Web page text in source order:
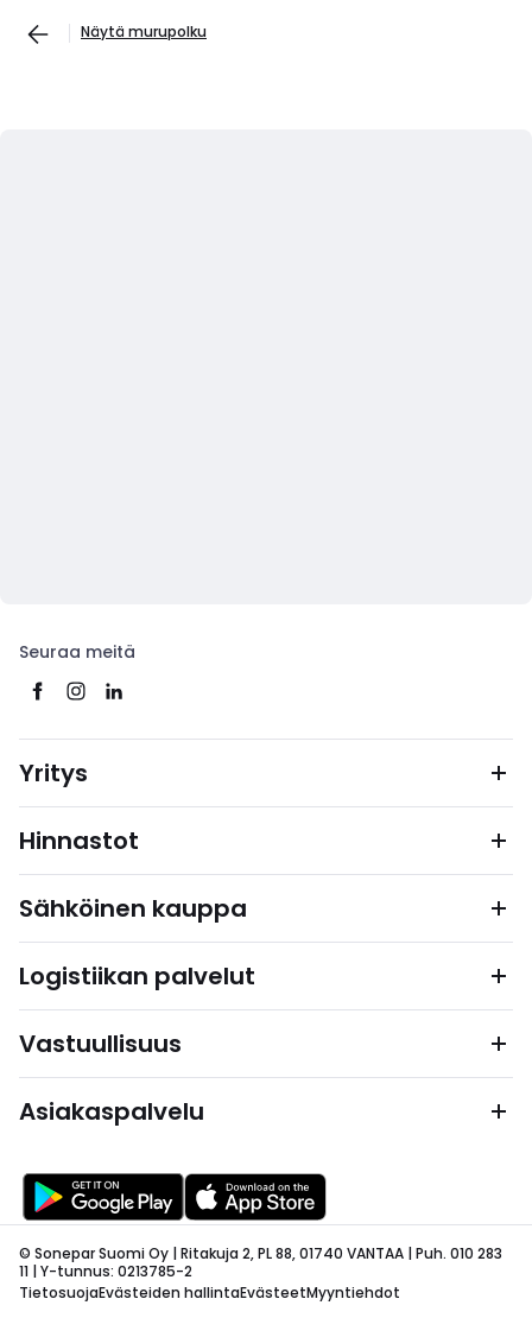
Näytä murupolku
Seuraa meitä
Yritys
Hinnastot
Sähköinen kauppa
Logistiikan palvelut
Vastuullisuus
Asiakaspalvelu
© Sonepar Suomi Oy | Ritakuja 2, PL 88, 01740 VANTAA | Puh. 010 283
11 | Y-tunnus: 0213785-2
TietosuojaEvästeiden hallintaEvästeetMyyntiehdot